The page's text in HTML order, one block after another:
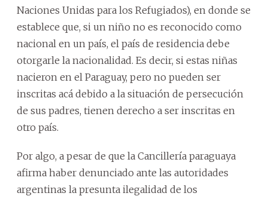
Naciones Unidas para los Refugiados), en donde se
establece que, si un niño no es reconocido como
nacional en un país, el país de residencia debe
otorgarle la nacionalidad. Es decir, si estas niñas
nacieron en el Paraguay, pero no pueden ser
inscritas acá debido a la situación de persecución
de sus padres, tienen derecho a ser inscritas en
otro país.
Por algo, a pesar de que la Cancillería paraguaya
afirma haber denunciado ante las autoridades
argentinas la presunta ilegalidad de los